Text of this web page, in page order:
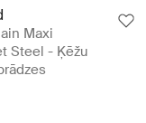
Maxi
Steel - Ķēžu